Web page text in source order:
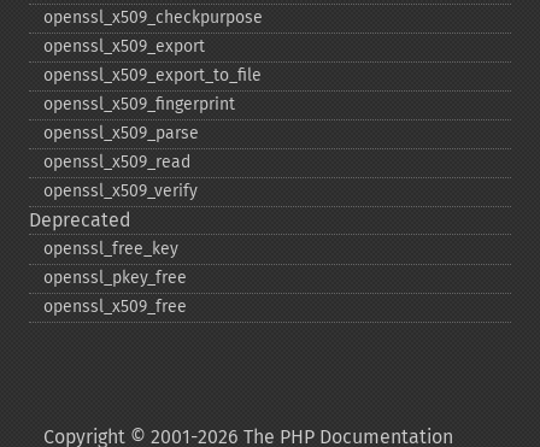
openssl_​x509_​checkpurpose
openssl_​x509_​export
openssl_​x509_​export_​to_​file
openssl_​x509_​fingerprint
openssl_​x509_​parse
openssl_​x509_​read
openssl_​x509_​verify
Deprecated
openssl_​free_​key
openssl_​pkey_​free
openssl_​x509_​free
Copyright © 2001-2026 The PHP Documentation